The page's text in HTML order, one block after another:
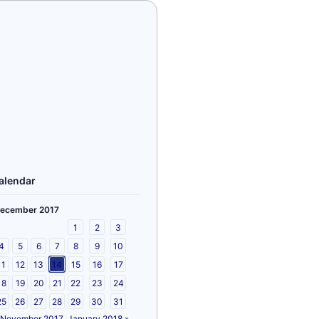
2017
1
2
3
5 6 7 8 9
10
12 13 14 15 16
17
19 20 21 22 23
24
26 27 28 29 30
31